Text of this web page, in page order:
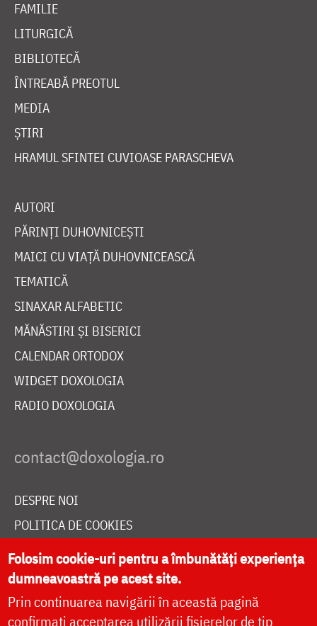
FAMILIE
LITURGICĂ
BIBLIOTECĂ
ÎNTREABĂ PREOTUL
MEDIA
ȘTIRI
HRAMUL SFINTEI CUVIOASE PARASCHEVA
AUTORI
PĂRINȚI DUHOVNICEȘTI
MAICI CU VIAȚĂ DUHOVNICEASCĂ
TEMATICĂ
SINAXAR ALFABETIC
MĂNĂSTIRI ȘI BISERICI
CALENDAR ORTODOX
WIDGET DOXOLOGIA
RADIO DOXOLOGIA
DESPRE NOI
POLITICA DE COOKIES
DONEAZĂ ONLINE PENTRU CATEDRALA NAȚIONALĂ
LIVE
Folosim cookie-uri pentru a îmbunătăți experiența
dumneavoastră pe acest site.
Prin continuarea navigării în această pagină
confirmați acceptarea utilizării fișierelor de tip